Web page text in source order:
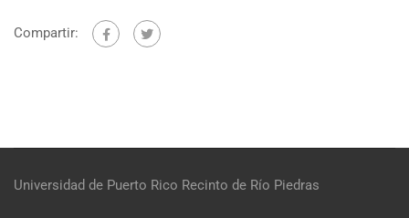
Compartir:
Universidad de Puerto Rico Recinto de Río Piedras